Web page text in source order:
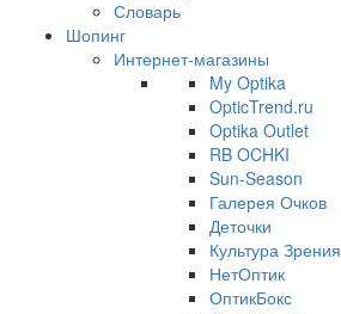
Словарь
Шопинг
Интернет-магазины
My Optika
OpticTrend.ru
Optika Outlet
RB OCHKI
Sun-Season
Галерея Очков
Деточки
Культура Зрения
НетОптик
ОптикБокс